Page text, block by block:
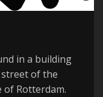
in a building
of the
Rotterdam.